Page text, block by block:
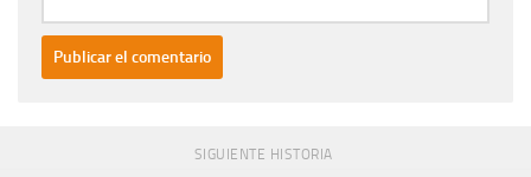
SIGUIENTE HISTORIA